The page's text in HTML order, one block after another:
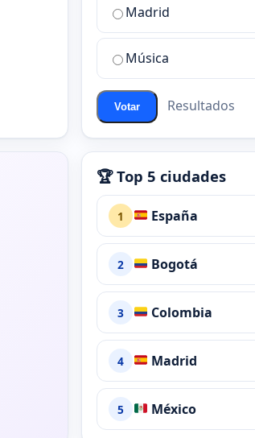
chat
ChatZona?
Madrid
Música
Votar Resultados
🏆 Top 5 ciudades
1 España
2 Bogotá
3 Colombia
4 Madrid
5 México